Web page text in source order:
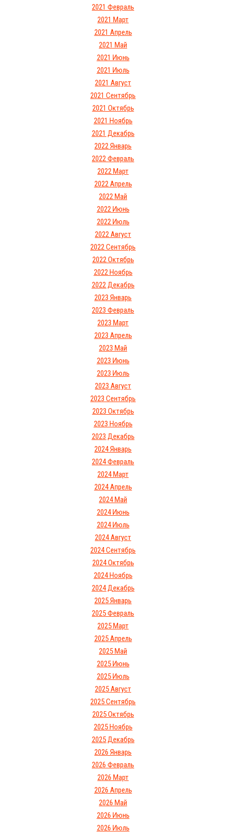
2021 Февраль
2021 Март
2021 Апрель
2021 Май
2021 Июнь
2021 Июль
2021 Август
2021 Сентябрь
2021 Октябрь
2021 Ноябрь
2021 Декабрь
2022 Январь
2022 Февраль
2022 Март
2022 Апрель
2022 Май
2022 Июнь
2022 Июль
2022 Август
2022 Сентябрь
2022 Октябрь
2022 Ноябрь
2022 Декабрь
2023 Январь
2023 Февраль
2023 Март
2023 Апрель
2023 Май
2023 Июнь
2023 Июль
2023 Август
2023 Сентябрь
2023 Октябрь
2023 Ноябрь
2023 Декабрь
2024 Январь
2024 Февраль
2024 Март
2024 Апрель
2024 Май
2024 Июнь
2024 Июль
2024 Август
2024 Сентябрь
2024 Октябрь
2024 Ноябрь
2024 Декабрь
2025 Январь
2025 Февраль
2025 Март
2025 Апрель
2025 Май
2025 Июнь
2025 Июль
2025 Август
2025 Сентябрь
2025 Октябрь
2025 Ноябрь
2025 Декабрь
2026 Январь
2026 Февраль
2026 Март
2026 Апрель
2026 Май
2026 Июнь
2026 Июль